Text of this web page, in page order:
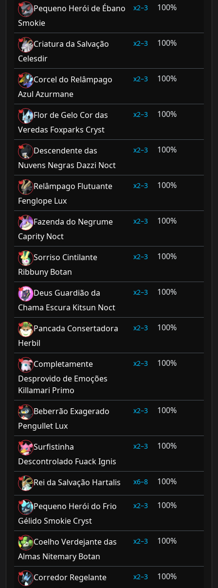
Pequeno Herói de Ébano
Smokie
2–3 100%
Criatura da Salvação
Celesdir
2–3 100%
Corcel do Relâmpago
Azul Azurmane
2–3 100%
Flor de Gelo Cor das
Veredas Foxparks Cryst
2–3 100%
Descendente das
Nuvens Negras Dazzi Noct
2–3 100%
Relâmpago Flutuante
Fenglope Lux
2–3 100%
Fazenda do Negrume
Caprity Noct
2–3 100%
Sorriso Cintilante
Ribbuny Botan
2–3 100%
Deus Guardião da
Chama Escura Kitsun Noct
2–3 100%
Pancada Consertadora
Herbil
2–3 100%
Completamente
Desprovido de Emoções
Killamari Primo
2–3 100%
Beberrão Exagerado
Pengullet Lux
2–3 100%
Surfistinha
Descontrolado Fuack Ignis
2–3 100%
Rei da Salvação Hartalis 6–8 100%
Pequeno Herói do Frio
Gélido Smokie Cryst
2–3 100%
Coelho Verdejante das
Almas Nitemary Botan
2–3 100%
Corredor Regelante
2–3 100%